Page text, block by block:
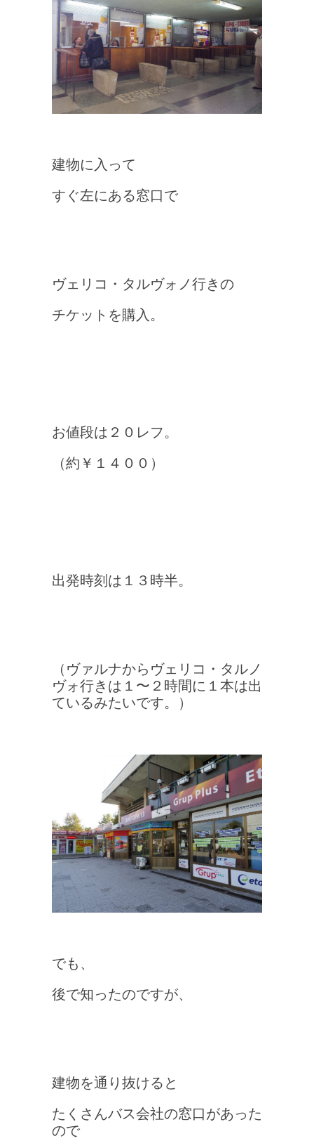
建物に入って
すぐ左にある窓口で
ヴェリコ・タルヴォノ行きの
チケットを購入。
お値段は２０レフ。
（約￥１４００）
出発時刻は１３時半。
（ヴァルナからヴェリコ・タルノ
ヴォ行きは１〜２時間に１本は出
ているみたいです。）
でも、
後で知ったのですが、
建物を通り抜けると
たくさんバス会社の窓口があった
ので